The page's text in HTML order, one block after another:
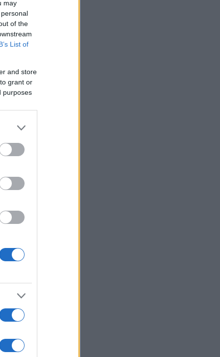
may
of the
List of
and store
grant or
purposes